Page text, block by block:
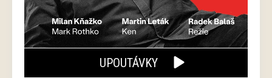
UPOUTÁVKY